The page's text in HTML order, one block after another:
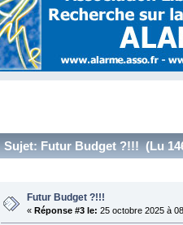
Sujet: Futur Budget ?!!! (Lu
Futur Budget ?!!!
« Réponse #3 le: 25 octobre 2025 à